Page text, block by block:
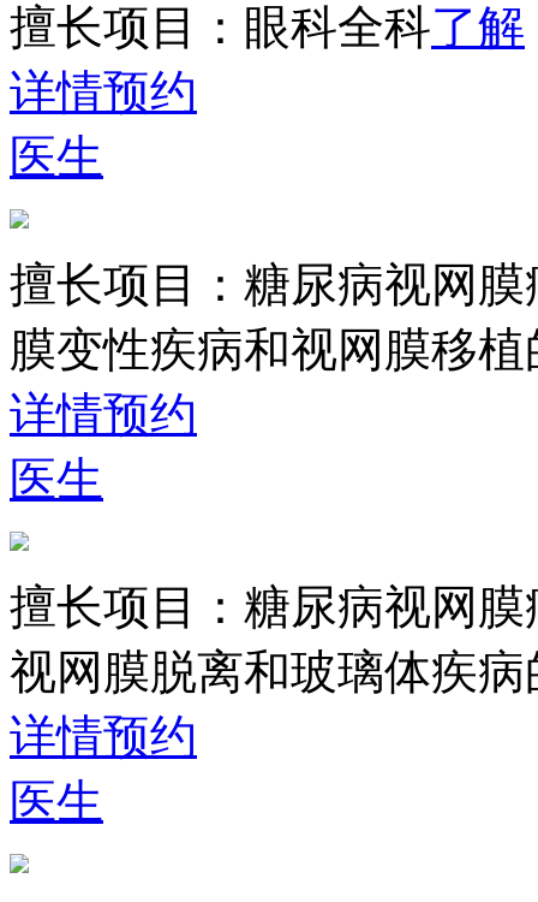
擅长项目： 眼科全科了解
详情预约
医生
擅长项目： 糖尿病视网
膜变性疾病和视网膜移
详情预约
医生
擅长项目： 糖尿病视网
视网膜脱离和玻璃体疾
详情预约
医生